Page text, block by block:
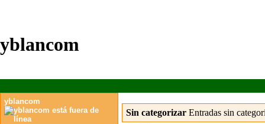
yblancom
Sin categorizar Entradas sin
yblancom